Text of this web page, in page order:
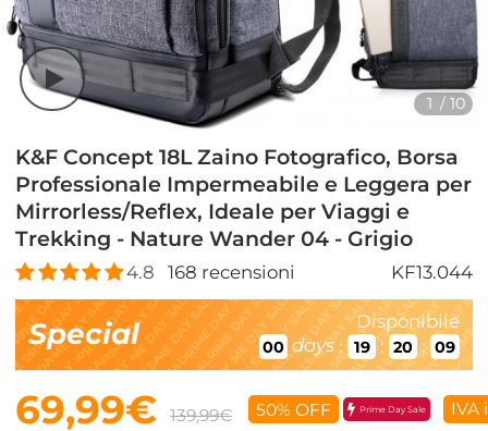
1 /10
K&F Concept 18L Zaino Fotografico, Borsa
Professionale Impermeabile e Leggera per
Mirrorless/Reflex, Ideale per Viaggi e
Trekking - Nature Wander 04 - Grigio
4.8 168 recensioni KF13.044
Special Disponibile
00 days : 19 : 20 : 08
69,99€ 139,99€ 50% OFF Prime Day Sale IVA